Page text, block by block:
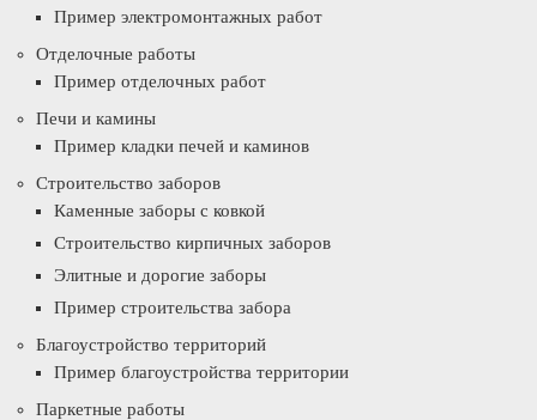
Пример электромонтажных работ
Отделочные работы
Пример отделочных работ
Печи и камины
Пример кладки печей и каминов
Строительство заборов
Каменные заборы с ковкой
Строительство кирпичных заборов
Элитные и дорогие заборы
Пример строительства забора
Благоустройство территорий
Пример благоустройства территории
Паркетные работы